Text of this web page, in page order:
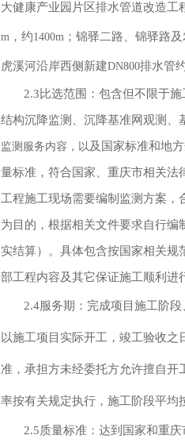
大健康产业园片区排水管道改造
m ，约1400m ；锦驿二路、锦驿路
虎溪河沿岸西侧新建DN800排水管
2.3比选范围：包含但不限于
结构沉降监测、沉降基准网观测、
监测服务内容，以 及国家标准和地
量标准，符合国家、重庆市相关法
工程施工现场需要编制监测方案
为目的，根据相关文件要求自行
实结算）。具体包含按国家相关
部工程内容及其它保证施工顺利进
2.4服务期：完成项目施工阶
以施工项目实际开工，竣工验收
准，承担方未经委托方允许擅自开
率按有关规定执行，施工阶段平均
2.5质量标准：达到国家和重